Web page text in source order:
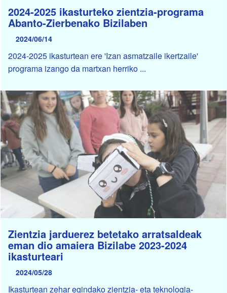
2024-2025 ikasturteko zientzia-programa
Abanto-Zierbenako Bizilaben
2024/06/14
2024-2025 ikasturtean ere 'Izan asmatzaile ikertzaile'
programa izango da martxan herriko ...
Zientzia jarduerez betetako arratsaldeak
eman dio amaiera Bizilabe 2023-2024
ikasturteari
2024/05/28
Ikasturtean zehar egindako zientzia- eta teknologia-